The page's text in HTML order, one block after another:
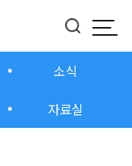
모
버튼
소식
자료실